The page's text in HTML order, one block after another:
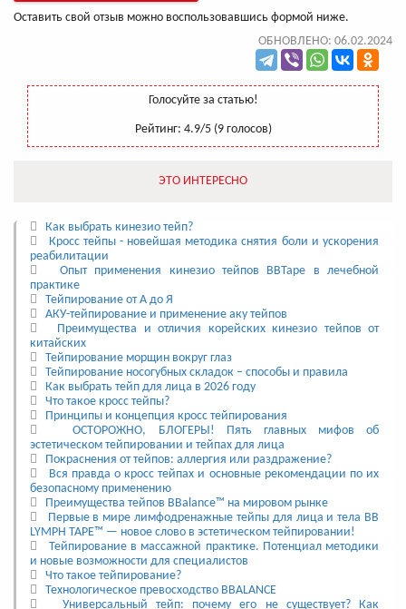
Оставить свой отзыв можно воспользовавшись формой ниже.
ОБНОВЛЕНО: 06.02.2024
Голосуйте за статью!
Рейтинг: 4.9/5 (9голосов)
ЭТО ИНТЕРЕСНО
Как выбрать кинезио тейп?
Кросс тейпы - новейшая методика снятия боли и ускорения
реабилитации
Опыт применения кинезио тейпов BBTape в лечебной
практике
Тейпирование от А до Я
АКУ-тейпирование и применение аку тейпов
Преимущества и отличия корейских кинезио тейпов от
китайских
Тейпирование морщин вокруг глаз
Тейпирование носогубных складок – способы и правила
Как выбрать тейп для лица в 2026 году
Что такое кросс тейпы?
Принципы и концепция кросс тейпирования
ОСТОРОЖНО, БЛОГЕРЫ! Пять главных мифов об
эстетическом тейпировании и тейпах для лица
Покраснения от тейпов: аллергия или раздражение?
Вся правда о кросс тейпах и основные рекомендации по их
безопасному применению
Преимущества тейпов BBalance™ на мировом рынке
Первые в мире лимфодренажные тейпы для лица и тела BB
LYMPH TAPE™ — новое слово в эстетическом тейпировании!
Тейпирование в массажной практике. Потенциал методики
и новые возможности для специалистов
Что такое тейпирование?
Технологическое превосходство BBALANCE
Универсальный тейп: почему его не существует? Как